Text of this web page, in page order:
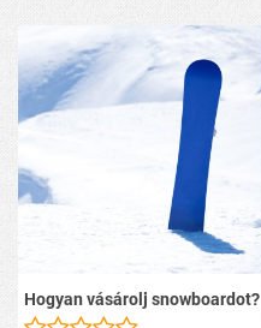
Hogyan vásárolj snowboardot?